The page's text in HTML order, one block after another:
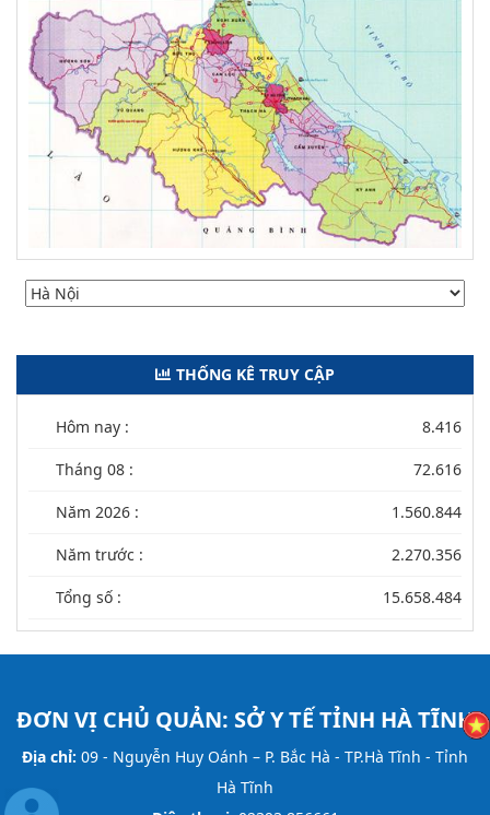
THỐNG KÊ TRUY CẬP
Hôm nay : 8.416
Tháng 08 : 72.616
Năm 2026 : 1.560.844
Năm trước : 2.270.356
Tổng số : 15.658.484
ĐƠN VỊ CHỦ QUẢN: SỞ Y TẾ TỈNH HÀ TĨNH
Địa chỉ: 09 - Nguyễn Huy Oánh – P. Bắc Hà - TP.Hà Tĩnh - Tỉnh
Hà Tĩnh